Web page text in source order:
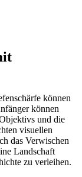
können
können
und die
visuellen
das Verwischen
Landschaft
zu verleihen.